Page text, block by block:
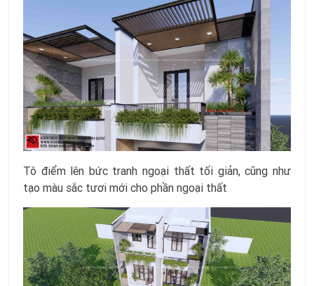
Tô điểm lên bức tranh ngoại thất tối giản, cũng như
tạo màu sắc tươi mới cho phần ngoại thất